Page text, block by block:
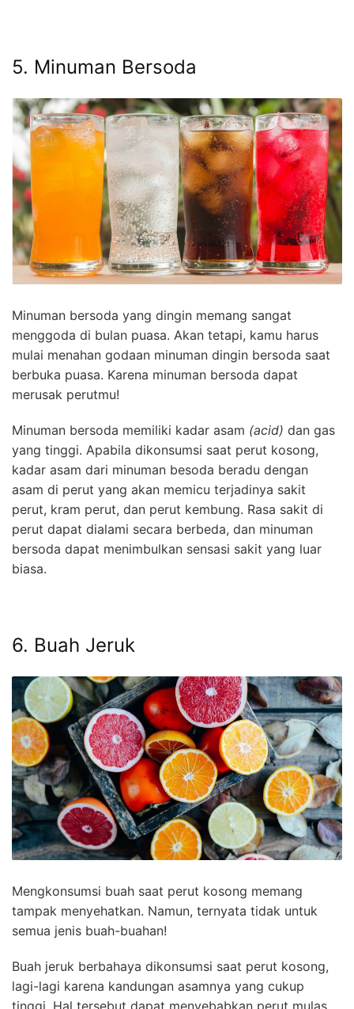
5. Minuman Bersoda
Minuman bersoda yang dingin memang sangat
menggoda di bulan puasa. Akan tetapi, kamu harus
mulai menahan godaan minuman dingin bersoda saat
berbuka puasa. Karena minuman bersoda dapat
merusak perutmu!
Minuman bersoda memiliki kadar asam (acid) dan gas
yang tinggi. Apabila dikonsumsi saat perut kosong,
kadar asam dari minuman besoda beradu dengan
asam di perut yang akan memicu terjadinya sakit
perut, kram perut, dan perut kembung. Rasa sakit di
perut dapat dialami secara berbeda, dan minuman
bersoda dapat menimbulkan sensasi sakit yang luar
biasa.
6. Buah Jeruk
Mengkonsumsi buah saat perut kosong memang
tampak menyehatkan. Namun, ternyata tidak untuk
semua jenis buah-buahan!
Buah jeruk berbahaya dikonsumsi saat perut kosong,
lagi-lagi karena kandungan asamnya yang cukup
tinggi. Hal tersebut dapat menyebabkan perut mulas,